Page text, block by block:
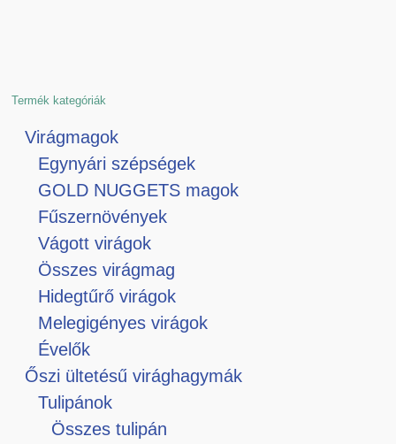
Termék kategóriák
Virágmagok
Egynyári szépségek
GOLD NUGGETS magok
Fűszernövények
Vágott virágok
Összes virágmag
Hidegtűrő virágok
Melegigényes virágok
Évelők
Őszi ültetésű virághagymák
Tulipánok
Összes tulipán